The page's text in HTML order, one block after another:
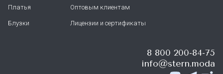
Платья
Блузки
Оптовым клиентам
Лицензии и сертификаты
8 800 200-84-75
info@stern.moda